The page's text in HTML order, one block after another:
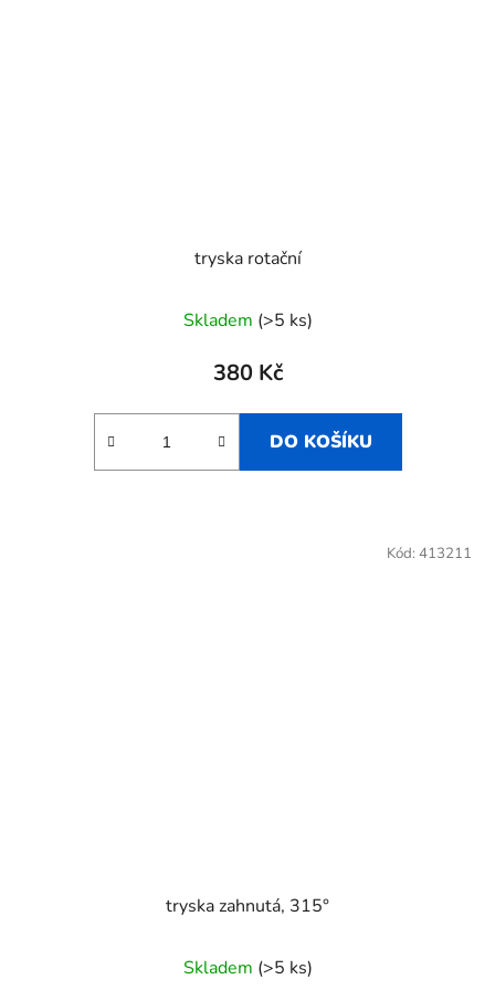
tryska rotační
Skladem (>5 ks)
380 Kč
DO KOŠÍKU
tryska zahnutá, 315°
Skladem (>5 ks)
Kód: 413211